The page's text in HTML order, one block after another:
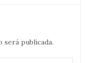
publicada.